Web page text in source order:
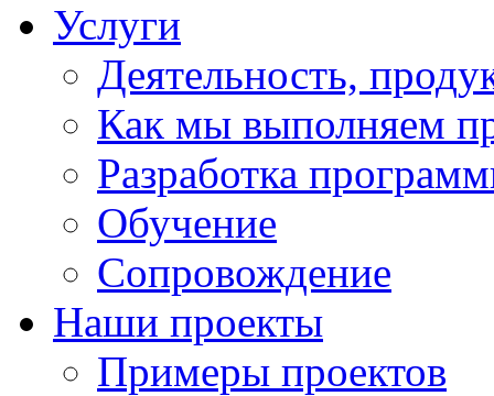
Услуги
Деятельность,
Как мы выполняем
Разработка
Обучение
Сопровождение
Наши проекты
Примеры проектов